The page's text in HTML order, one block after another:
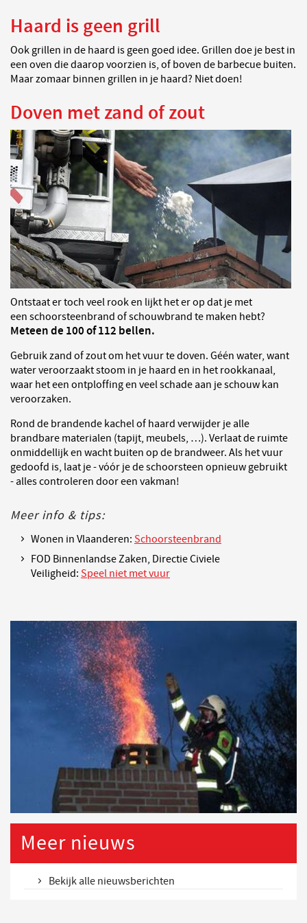
Haard is geen grill
Ook grillen in de haard is geen goed idee. Grillen doe je best in
een oven die daarop voorzien is, of boven de barbecue buiten.
Maar zomaar binnen grillen in je haard? Niet doen!
Doven met zand of zout
Ontstaat er toch veel rook en lijkt het er op dat je met
een schoorsteenbrand of schouwbrand te maken hebt?
Meteen de 100 of 112 bellen.
Gebruik zand of zout om het vuur te doven. Géén water, want
water veroorzaakt stoom in je haard en in het rookkanaal,
waar het een ontploffing en veel schade aan je schouw kan
veroorzaken.
Rond de brandende kachel of haard verwijder je alle
brandbare materialen (tapijt, meubels, …). Verlaat de ruimte
onmiddellijk en wacht buiten op de brandweer. Als het vuur
gedoofd is, laat je - vóór je de schoorsteen opnieuw gebruikt
- alles controleren door een vakman!
Meer info & tips:
Wonen in Vlaanderen: Schoorsteenbrand
FOD Binnenlandse Zaken, Directie Civiele
Veiligheid: Speel niet met vuur
Meer nieuws
Bekijk alle nieuwsberichten